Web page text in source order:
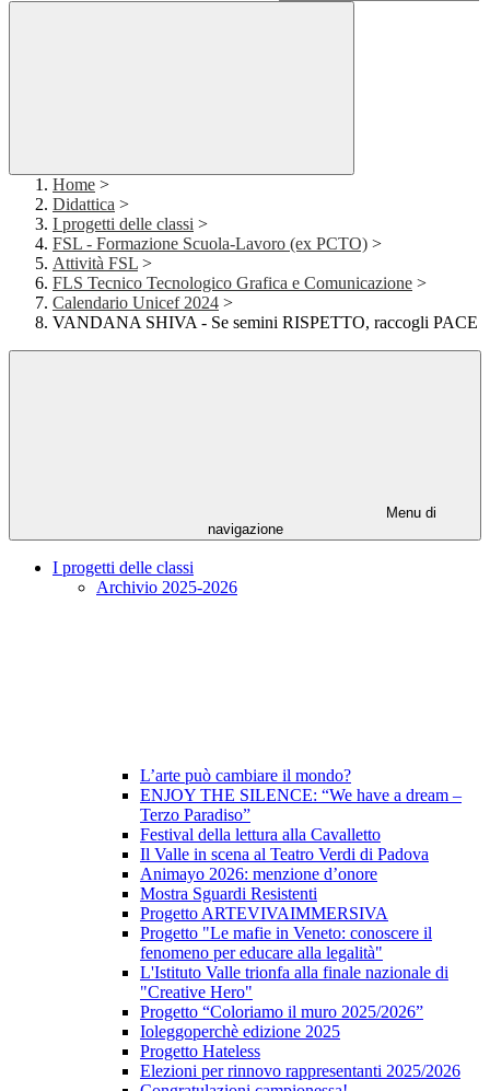
Home >
Didattica >
I progetti delle classi >
FSL - Formazione Scuola-Lavoro (ex PCTO) >
Attività FSL >
FLS Tecnico Tecnologico Grafica e Comunicazione >
Calendario Unicef 2024 >
VANDANA SHIVA - Se semini RISPETTO, raccogli PACE
Menu di
navigazione
I progetti delle classi
Archivio 2025-2026
L’arte può cambiare il mondo?
ENJOY THE SILENCE: “We have a dream –
Terzo Paradiso”
Festival della lettura alla Cavalletto
Il Valle in scena al Teatro Verdi di Padova
Animayo 2026: menzione d’onore
Mostra Sguardi Resistenti
Progetto ARTEVIVAIMMERSIVA
Progetto "Le mafie in Veneto: conoscere il
fenomeno per educare alla legalità"
L'Istituto Valle trionfa alla finale nazionale di
"Creative Hero"
Progetto “Coloriamo il muro 2025/2026”
Ioleggoperchè edizione 2025
Progetto Hateless
Elezioni per rinnovo rappresentanti 2025/2026